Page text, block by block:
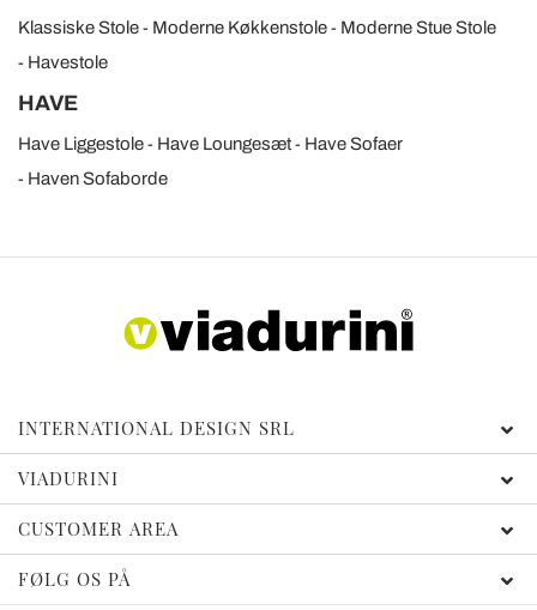
Klassiske Stole Moderne Køkkenstole
Moderne Stue Stole
Havestole
HAVE
Have Liggestole Have Loungesæt
Have Sofaer
Haven Sofaborde
INTERNATIONAL DESIGN SRL
VIADURINI
CUSTOMER AREA
FØLG OS PÅ